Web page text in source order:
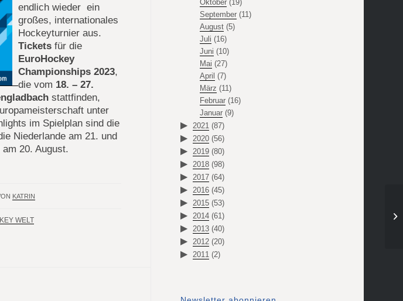
endlich wieder ein
großes, internationales
Hockeyturnier aus.
Tickets für die
EuroHockey
Championships 2023,
die vom 18. – 27.
stattfinden,
unter
im Spielplan sind die
Niederlande am 21. und
20. August.
KATRIN
WELT
Oktober(19)
September(11)
August(5)
Juli (16)
Juni (10)
Mai (27)
April (7)
März (11)
Februar(16)
Januar(9)
2021 (87)
2020 (56)
2019 (80)
2018 (98)
2017 (64)
2016 (45)
2015 (53)
2014 (61)
2013 (40)
2012 (20)
2011 (2)